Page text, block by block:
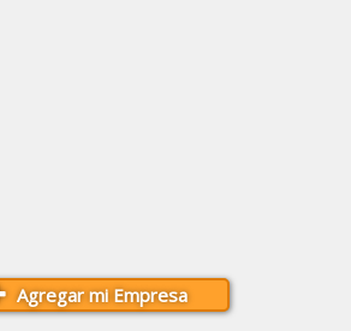
Agregar mi Empresa